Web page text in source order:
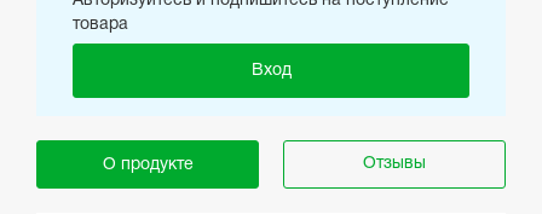
товара
Вход
О продукте Отзывы